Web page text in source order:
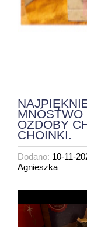
MNÓSTWO
OZDOBY
CHOINKI.
Dodano: 10-11-
Agnieszka